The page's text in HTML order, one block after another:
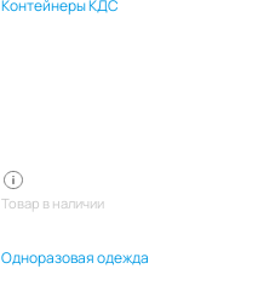
Контейнеры КДС
Товар в наличии
Одноразовая одежда